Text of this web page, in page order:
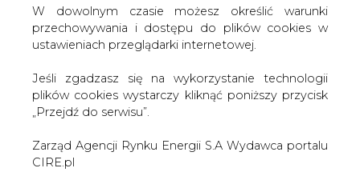
W dowolnym czasie możesz określić warunki
przechowywania i dostępu do plików cookies w
ustawieniach przeglądarki internetowej.
Jeśli zgadzasz się na wykorzystanie technologii
plików cookies wystarczy kliknąć poniższy przycisk
„Przejdź do serwisu”.
Zarząd Agencji Rynku Energii S.A Wydawca portalu
CIRE.pl
Litwa przygotowuje obecnie projekt połączenia swego
systemu energetycznego również ze Szwecją ("
gotowe w pierwszym półroczu 2007 roku. Litewscy
specjaliści uważają, że idealnym rozwiązaniem byłaby
jednoczesna realizacja obu inwestycji - z Polakami i
#Energetyka